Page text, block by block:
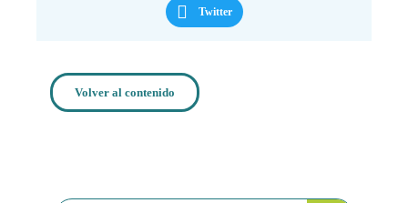
Twitter
Volver al contenido